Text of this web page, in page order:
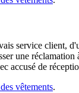
service client,
une
accusé de
vêtements.